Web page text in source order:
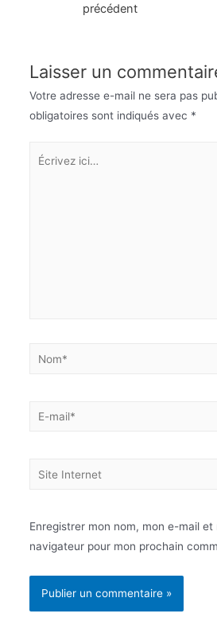
précédent
Laisser un
Votre adresse e-mail ne sera pas
obligatoires sont indiqués avec *
Écrivez
Nom*
E-
Site
Enregistrer mon nom, mon e-mail et
navigateur pour mon prochain